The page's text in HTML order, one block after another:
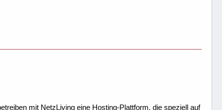
mit NetzLiving eine Hosting-Plattform, die speziell auf